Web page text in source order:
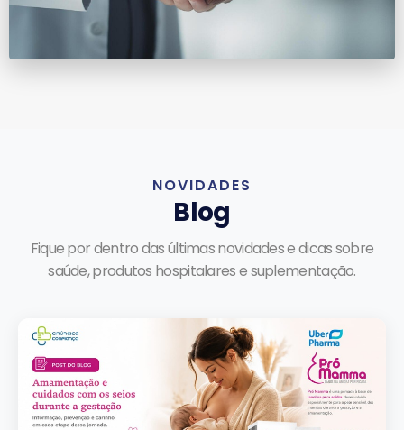
NOVIDADES
Blog
Fique por dentro das últimas novidades e dicas sobre
saúde, produtos hospitalares e suplementação.